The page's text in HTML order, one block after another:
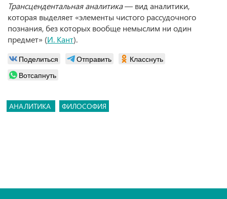
Трансцендентальная аналитика— вид аналитики,
которая выделяет «элементы чистого рассудочного
познания, без которых вообще немыслим ни один
предмет» (И. Кант).
Поделиться Отправить
Класснуть
Вотсапнуть
АНАЛИТИКА ФИЛОСОФИЯ